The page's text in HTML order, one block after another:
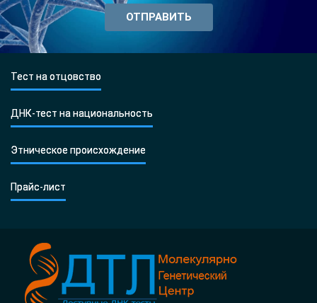
Тест на отцовство
ДНК-тест на национальность
Этническое происхождение
Прайс-лист